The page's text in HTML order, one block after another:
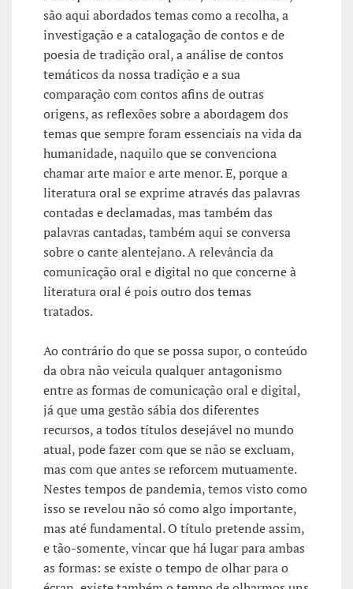
são aqui abordados temas como a recolha, a
investigação e a catalogação de contos e de
poesia de tradição oral, a análise de contos
temáticos da nossa tradição e a sua
comparação com contos afins de outras
origens, as reflexões sobre a abordagem dos
temas que sempre foram essenciais na vida da
humanidade, naquilo que se convenciona
chamar arte maior e arte menor. E, porque a
literatura oral se exprime através das palavras
contadas e declamadas, mas também das
palavras cantadas, também aqui se conversa
sobre o cante alentejano. A relevância da
comunicação oral e digital no que concerne à
literatura oral é pois outro dos temas
tratados.
Ao contrário do que se possa supor, o conteúdo
da obra não veicula qualquer antagonismo
entre as formas de comunicação oral e digital,
já que uma gestão sábia dos diferentes
recursos, a todos títulos desejável no mundo
atual, pode fazer com que se não se excluam,
mas com que antes se reforcem mutuamente.
Nestes tempos de pandemia, temos visto como
isso se revelou não só como algo importante,
mas até fundamental. O título pretende assim,
e tão-somente, vincar que há lugar para ambas
as formas: se existe o tempo de olhar para o